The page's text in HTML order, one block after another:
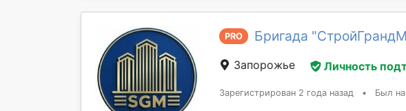
PRO Бригада
Запорожье Личность
Зарегистрирован 2 года назад • Был на